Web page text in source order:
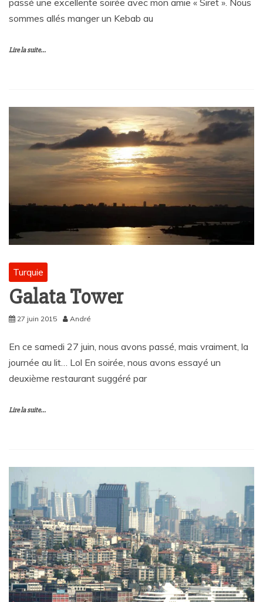
sommes allés manger un Kebab au
Lire la suite...
Turquie
Galata Tower
27 juin 2015 André
En ce samedi 27 juin, nous avons passé, mais vraiment, la
journée au lit… Lol En soirée, nous avons essayé un
deuxième restaurant suggéré par
Lire la suite...